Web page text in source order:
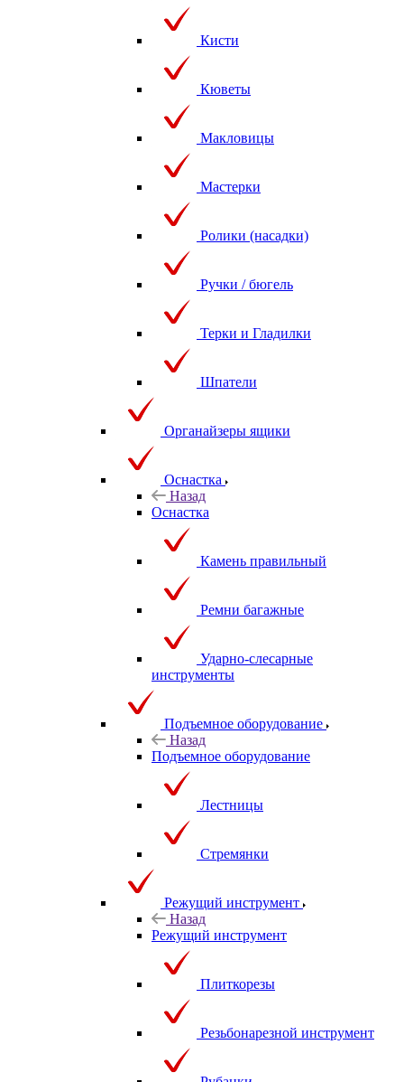
Кисти
Кюветы
Макловицы
Мастерки
Ролики (насадки)
Ручки / бюгель
Терки и Гладилки
Шпатели
Органайзеры ящики
Оснастка
Назад
Оснастка
Камень правильный
Ремни багажные
Ударно-слесарные
инструменты
Подъемное оборудование
Назад
Подъемное оборудование
Лестницы
Стремянки
Режущий инструмент
Назад
Режущий инструмент
Плиткорезы
Резьбонарезной инструмент